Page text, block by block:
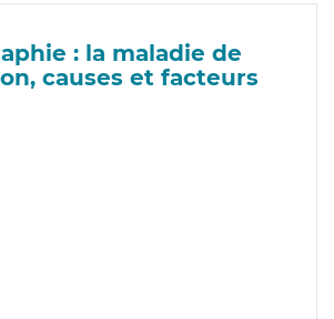
: la maladie de
causes et facteurs